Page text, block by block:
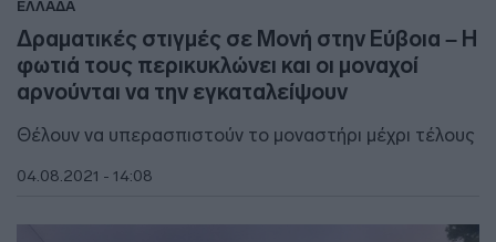
ΕΛΛΑΔΑ
Δραματικές στιγμές σε Μονή στην Εύβοια – Η
φωτιά τους περικυκλώνει και οι μοναχοί
αρνούνται να την εγκαταλείψουν
Θέλουν να υπερασπιστούν το μοναστήρι μέχρι τέλους
04.08.2021 - 14:08